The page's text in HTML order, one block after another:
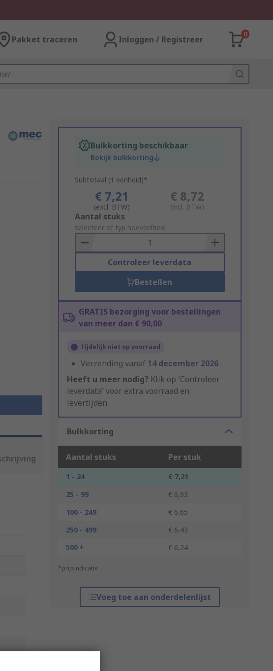
Pakket traceren Inloggen / Registreer
0
Bulkkorting beschikbaar
Bekijk bulkkorting
Subtotaal (1 eenheid)*
€ 7,21
(excl. BTW)
€ 8,72
(incl. BTW)
Add
to
Basket
Aantal stuks
selecteer of typ hoeveelheid
Controleer leverdata
Bestellen
GRATIS bezorging voor bestellingen
van meer dan € 90,00
Tijdelijk niet op voorraad
Verzending vanaf 14 december 2026
Heeft u meer nodig? Klik op 'Controleer
leverdata' voor extra voorraad en
levertijden.
Bulkkorting
Aantal stuks Per stuk
1 - 24
€ 7,21
25 - 99
€ 6,93
100 - 249
€ 6,65
250 - 499
€ 6,43
500 +
€ 6,24
*prijsindicatie
Voeg toe aan onderdelenlijst